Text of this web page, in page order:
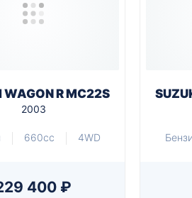
WAGON R MC22S
2003
660cc 4WD
400 ₽